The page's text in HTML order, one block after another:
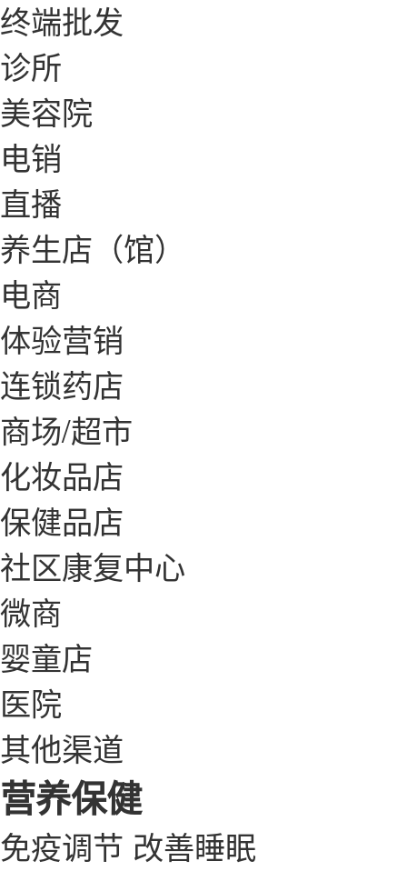
终端批发
诊所
美容院
电销
直播
养生店（馆）
电商
体验营销
连锁药店
商场/超市
化妆品店
保健品店
社区康复中心
微商
婴童店
医院
其他渠道
营养保健
免疫调节 改善睡眠